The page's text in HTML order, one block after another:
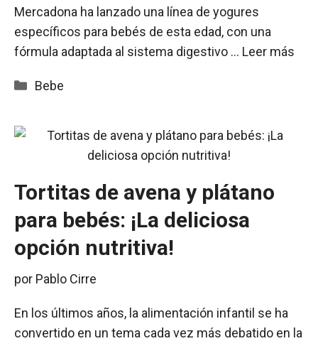
Mercadona ha lanzado una línea de yogures
específicos para bebés de esta edad, con una
fórmula adaptada al sistema digestivo … Leer más
Categorías
Bebe
Tortitas de avena y plátano
para bebés: ¡La deliciosa
opción nutritiva!
por Pablo Cirre
En los últimos años, la alimentación infantil se ha
convertido en un tema cada vez más debatido en la